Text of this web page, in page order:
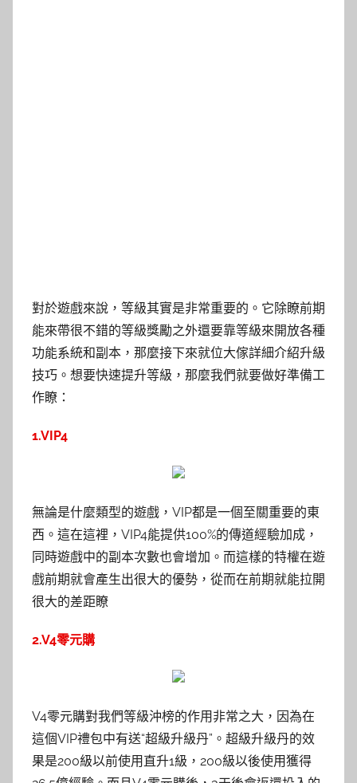
對於遊戲來說，等級其實是非常重要的。它除瞭前期
能來帶很不錯的等級獎勵之外還要靠等級來開放各種
功能系統和副本，那麼接下來就位大傢詳細介紹升級
技巧。想要快速提升等級，那麼我們就要做好準備工
作瞭：
1.VIP4
無論是什麼類型的遊戲，VIP都是一個至關重要的東
西。這在這裡，VIP4能提供100%的傳道經驗加成，
同時遊戲中的副本次數也會增加。而這樣的特權在遊
戲前期就會產生出很大的優勢，從而在前期就能拉開
很大的差距瞭
2.V4零元購
V4零元購對我們等級沖榜的作用非常之大，因為在
這個VIP禮包中有送“超級升級丹”。超級升級丹的效
果是200級以前使用直升1級，200級以後使用獲得